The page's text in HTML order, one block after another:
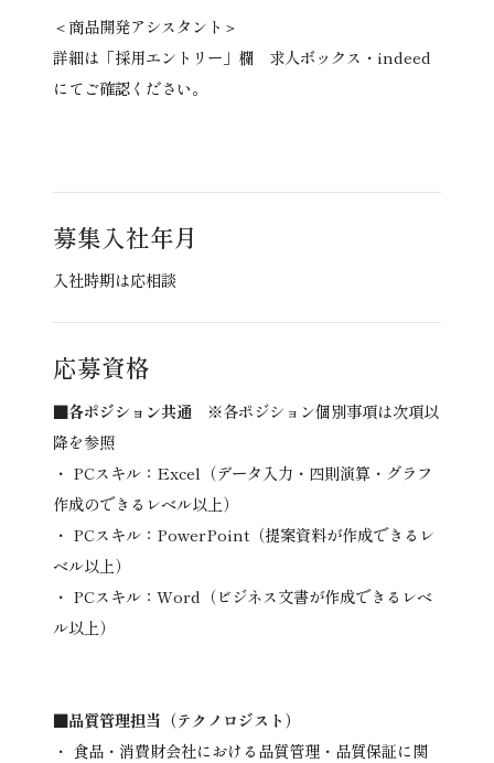
＜商品開発アシスタント＞
詳細は「採用エントリー」欄 求人ボックス・indeed
にてご確認ください。
募集入社年月
入社時期は応相談
応募資格
■各ポジション共通※各ポジション個別事項は次項以
降を参照
・ PCスキル：Excel（データ入力・四則演算・グラフ
作成のできるレベル以上）
・ PCスキル：PowerPoint（提案資料が作成できるレ
ベル以上）
・ PCスキル：Word（ビジネス文書が作成できるレベ
ル以上）
■品質管理担当（テクノロジスト）
・ 食品・消費財会社における品質管理・品質保証に関